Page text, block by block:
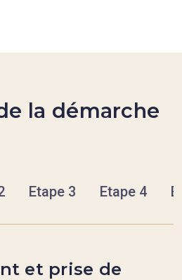
la démarche
Etape 3 Etape 4
et prise de